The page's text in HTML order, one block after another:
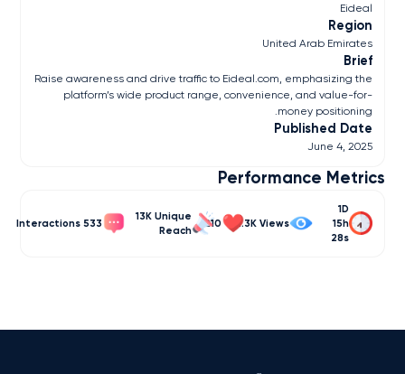
Eideal
Region
United Arab Emirates
Brief
Raise awareness and drive traffic to Eideal.com, emphasizing the
platform’s wide product range, convenience, and value-for-
money positioning.
Published Date
June 4, 2025
Performance Metrics
1D
15h
28s
22.3K
210
13K
533